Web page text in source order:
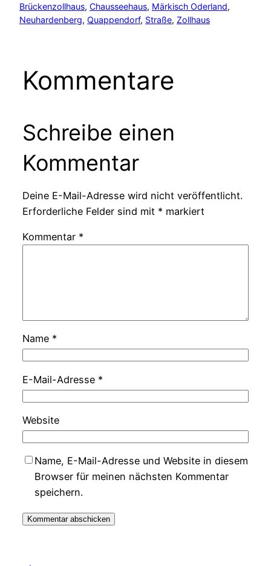
Brückenzollhaus, Chausseehaus, Märkisch Oderland
Neuhardenberg, Quappendorf, Straße, Zollhaus
Kommentare
Schreibe einen
Kommentar
Deine E-Mail-Adresse wird nicht veröffentlicht.
Erforderliche Felder sind mit * markiert
Kommentar *
Name *
E-Mail-Adresse *
Website
Name, E-Mail-Adresse und Website in diesem
Browser für meinen nächsten Kommentar
speichern.